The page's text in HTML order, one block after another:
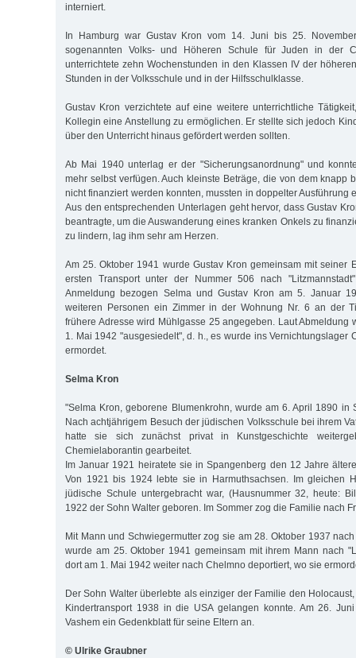
interniert.
In Hamburg war Gustav Kron vom 14. Juni bis 25.
sogenannten Volks- und Höheren Schule für Juden in der
unterrichtete zehn Wochenstunden in den Klassen IV der
Stunden in der Volksschule und in der Hilfsschulklasse.
Gustav Kron verzichtete auf eine weitere unterrichtliche
Kollegin eine Anstellung zu ermöglichen. Er stellte sich jedoch
über den Unterricht hinaus gefördert werden sollten.
Ab Mai 1940 unterlag er der "Sicherungsanordnung" und
mehr selbst verfügen. Auch kleinste Beträge, die von dem knapp
nicht finanziert werden konnten, mussten in doppelter Ausführung
Aus den entsprechenden Unterlagen geht hervor, dass Gustav
beantragte, um die Auswanderung eines kranken Onkels zu
zu lindern, lag ihm sehr am Herzen.
Am 25. Oktober 1941 wurde Gustav Kron gemeinsam mit seiner
ersten Transport unter der Nummer 506 nach
Anmeldung bezogen Selma und Gustav Kron am 5. Januar
weiteren Personen ein Zimmer in der Wohnung Nr. 6 an der
frühere Adresse wird Mühlgasse 25 angegeben. Laut Abmeldung
1. Mai 1942 "ausgesiedelt", d. h., es wurde ins Vernichtungslager
ermordet.
Selma Kron
"Selma Kron, geborene Blumenkrohn, wurde am 6. April 1890 in
Nach achtjährigem Besuch der jüdischen Volksschule bei ihrem
hatte sie sich zunächst privat in Kunstgeschichte
Chemielaborantin gearbeitet.
Im Januar 1921 heiratete sie in Spangenberg den 12 Jahre
Von 1921 bis 1924 lebte sie in Harmuthsachsen. Im gleichen
jüdische Schule untergebracht war, (Hausnummer 32, heute:
1922 der Sohn Walter geboren. Im Sommer zog die Familie nach
Mit Mann und Schwiegermutter zog sie am 28. Oktober 1937
wurde am 25. Oktober 1941 gemeinsam mit ihrem Mann nach
dort am 1. Mai 1942 weiter nach Chelmno deportiert, wo sie
Der Sohn Walter überlebte als einziger der Familie den
Kindertransport 1938 in die USA gelangen konnte. Am 26.
Vashem ein Gedenkblatt für seine Eltern an.
© Ulrike Graubner